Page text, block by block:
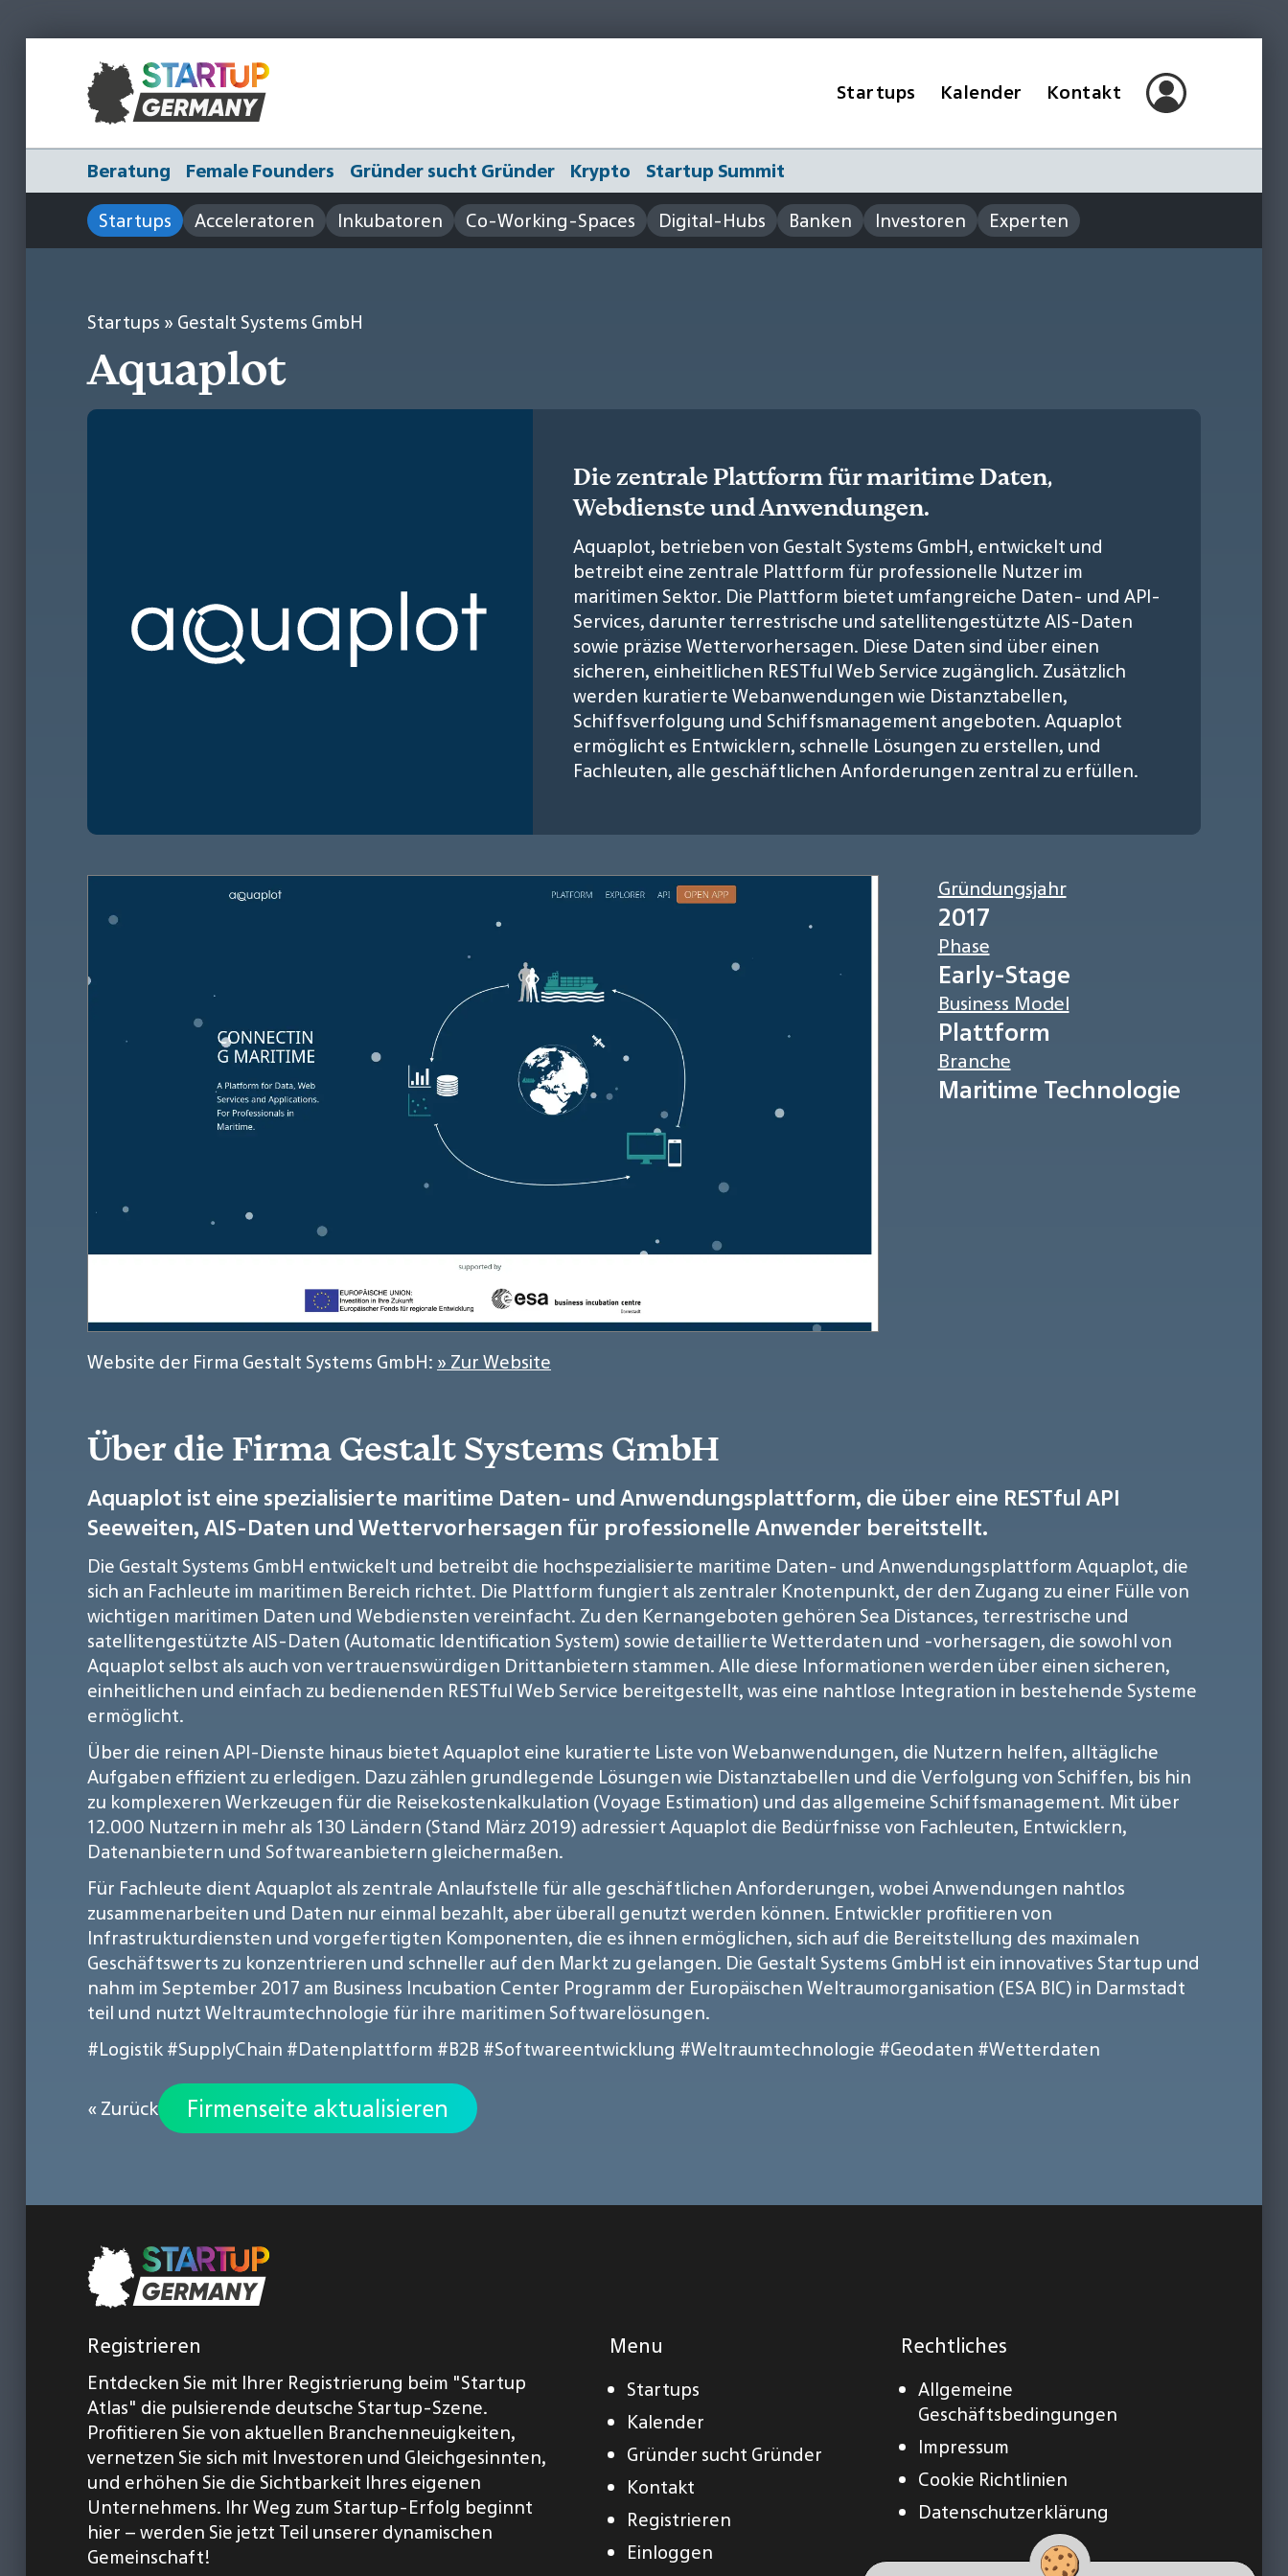
Startups Kalender Kontakt
Beratung Female Founders Gründer sucht Gründer Krypto
Startup Summit
Startups
Acceleratoren Inkubatoren Co-Working-Spaces Digital-Hubs Banken Investoren Experten
Startups » Gestalt Systems GmbH
Aquaplot
Die zentrale Plattform für maritime Daten,
Webdienste und Anwendungen.
Aquaplot, betrieben von Gestalt Systems GmbH, entwickelt und
betreibt eine zentrale Plattform für professionelle Nutzer im
maritimen Sektor. Die Plattform bietet umfangreiche Daten- und API-
Services, darunter terrestrische und satellitengestützte AIS-Daten
sowie präzise Wettervorhersagen. Diese Daten sind über einen
sicheren, einheitlichen RESTful Web Service zugänglich. Zusätzlich
werden kuratierte Webanwendungen wie Distanztabellen,
Schiffsverfolgung und Schiffsmanagement angeboten. Aquaplot
ermöglicht es Entwicklern, schnelle Lösungen zu erstellen, und
Fachleuten, alle geschäftlichen Anforderungen zentral zu erfüllen.
Website der Firma Gestalt Systems GmbH: » Zur Website
Gründungsjahr
2017
Phase
Early-Stage
Business Model
Plattform
Branche
Maritime Technologie
Über die Firma Gestalt Systems GmbH
Aquaplot ist eine spezialisierte maritime Daten- und Anwendungsplattform, die über eine RESTful API
Seeweiten, AIS-Daten und Wettervorhersagen für professionelle Anwender bereitstellt.
Die Gestalt Systems GmbH entwickelt und betreibt die hochspezialisierte maritime Daten- und Anwendungsplattform Aquaplot, die
sich an Fachleute im maritimen Bereich richtet. Die Plattform fungiert als zentraler Knotenpunkt, der den Zugang zu einer Fülle von
wichtigen maritimen Daten und Webdiensten vereinfacht. Zu den Kernangeboten gehören Sea Distances, terrestrische und
satellitengestützte AIS-Daten (Automatic Identification System) sowie detaillierte Wetterdaten und -vorhersagen, die sowohl von
Aquaplot selbst als auch von vertrauenswürdigen Drittanbietern stammen. Alle diese Informationen werden über einen sicheren,
einheitlichen und einfach zu bedienenden RESTful Web Service bereitgestellt, was eine nahtlose Integration in bestehende Systeme
ermöglicht.
Über die reinen API-Dienste hinaus bietet Aquaplot eine kuratierte Liste von Webanwendungen, die Nutzern helfen, alltägliche
Aufgaben effizient zu erledigen. Dazu zählen grundlegende Lösungen wie Distanztabellen und die Verfolgung von Schiffen, bis hin
zu komplexeren Werkzeugen für die Reisekostenkalkulation (Voyage Estimation) und das allgemeine Schiffsmanagement. Mit über
12.000 Nutzern in mehr als 130 Ländern (Stand März 2019) adressiert Aquaplot die Bedürfnisse von Fachleuten, Entwicklern,
Datenanbietern und Softwareanbietern gleichermaßen.
Für Fachleute dient Aquaplot als zentrale Anlaufstelle für alle geschäftlichen Anforderungen, wobei Anwendungen nahtlos
zusammenarbeiten und Daten nur einmal bezahlt, aber überall genutzt werden können. Entwickler profitieren von
Infrastrukturdiensten und vorgefertigten Komponenten, die es ihnen ermöglichen, sich auf die Bereitstellung des maximalen
Geschäftswerts zu konzentrieren und schneller auf den Markt zu gelangen. Die Gestalt Systems GmbH ist ein innovatives Startup und
nahm im September 2017 am Business Incubation Center Programm der Europäischen Weltraumorganisation (ESA BIC) in Darmstadt
teil und nutzt Weltraumtechnologie für ihre maritimen Softwarelösungen.
#Logistik#SupplyChain #Datenplattform #B2B #Softwareentwicklung #Weltraumtechnologie #Geodaten #Wetterdaten
« Zurück Firmenseite aktualisieren
Registrieren
Entdecken Sie mit Ihrer Registrierung beim "Startup
Atlas" die pulsierende deutsche Startup-Szene.
Profitieren Sie von aktuellen Branchenneuigkeiten,
vernetzen Sie sich mit Investoren und Gleichgesinnten,
und erhöhen Sie die Sichtbarkeit Ihres eigenen
Unternehmens. Ihr Weg zum Startup-Erfolg beginnt
hier – werden Sie jetzt Teil unserer dynamischen
Gemeinschaft!
Menu
Startups
Kalender
Gründer sucht Gründer
Kontakt
Registrieren
Einloggen
Rechtliches
Allgemeine
Geschäftsbedingungen
Impressum
Cookie Richtlinien
Datenschutzerklärung